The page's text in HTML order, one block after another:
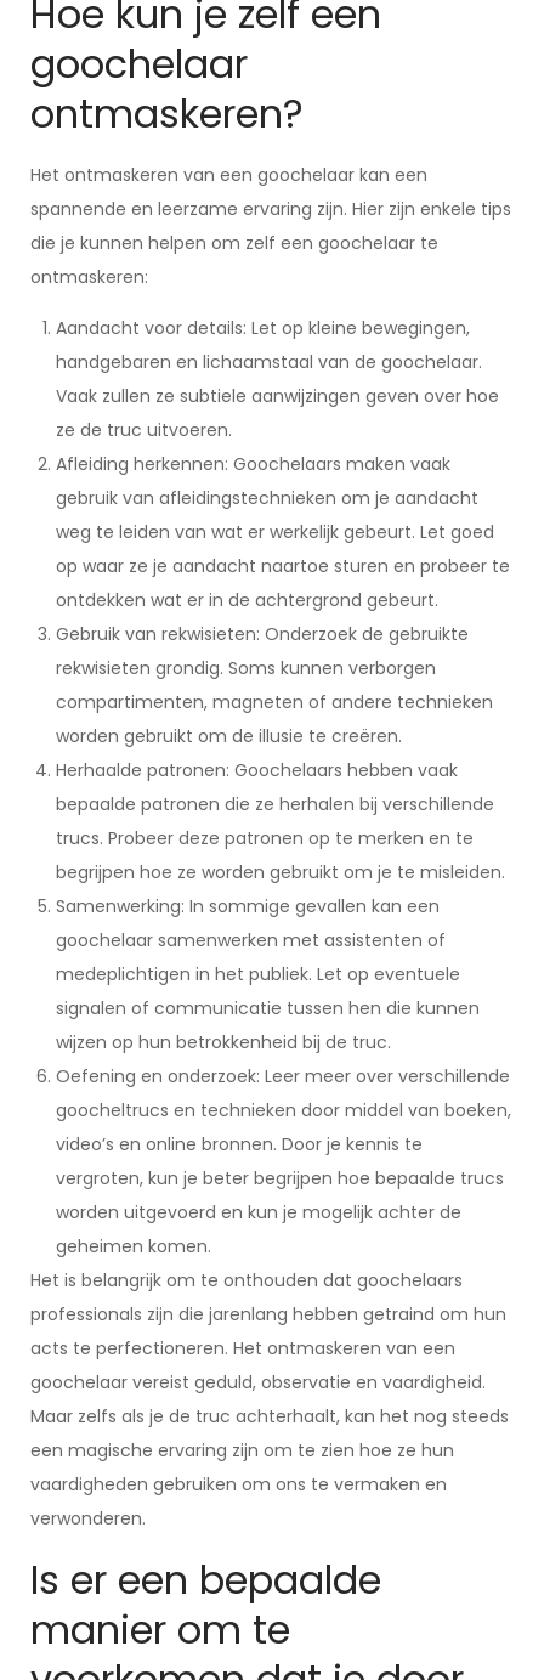
Hoe kun je zelf een
goochelaar
ontmaskeren?
Het ontmaskeren van een goochelaar kan een
spannende en leerzame ervaring zijn. Hier zijn enkele tips
die je kunnen helpen om zelf een goochelaar te
ontmaskeren:
Aandacht voor details: Let op kleine bewegingen,
handgebaren en lichaamstaal van de goochelaar.
Vaak zullen ze subtiele aanwijzingen geven over hoe
ze de truc uitvoeren.
Afleiding herkennen: Goochelaars maken vaak
gebruik van afleidingstechnieken om je aandacht
weg te leiden van wat er werkelijk gebeurt. Let goed
op waar ze je aandacht naartoe sturen en probeer te
ontdekken wat er in de achtergrond gebeurt.
Gebruik van rekwisieten: Onderzoek de gebruikte
rekwisieten grondig. Soms kunnen verborgen
compartimenten, magneten of andere technieken
worden gebruikt om de illusie te creëren.
Herhaalde patronen: Goochelaars hebben vaak
bepaalde patronen die ze herhalen bij verschillende
trucs. Probeer deze patronen op te merken en te
begrijpen hoe ze worden gebruikt om je te misleiden.
Samenwerking: In sommige gevallen kan een
goochelaar samenwerken met assistenten of
medeplichtigen in het publiek. Let op eventuele
signalen of communicatie tussen hen die kunnen
wijzen op hun betrokkenheid bij de truc.
Oefening en onderzoek: Leer meer over verschillende
goocheltrucs en technieken door middel van boeken,
video’s en online bronnen. Door je kennis te
vergroten, kun je beter begrijpen hoe bepaalde trucs
worden uitgevoerd en kun je mogelijk achter de
geheimen komen.
Het is belangrijk om te onthouden dat goochelaars
professionals zijn die jarenlang hebben getraind om hun
acts te perfectioneren. Het ontmaskeren van een
goochelaar vereist geduld, observatie en vaardigheid.
Maar zelfs als je de truc achterhaalt, kan het nog steeds
een magische ervaring zijn om te zien hoe ze hun
vaardigheden gebruiken om ons te vermaken en
verwonderen.
Is er een bepaalde
manier om te